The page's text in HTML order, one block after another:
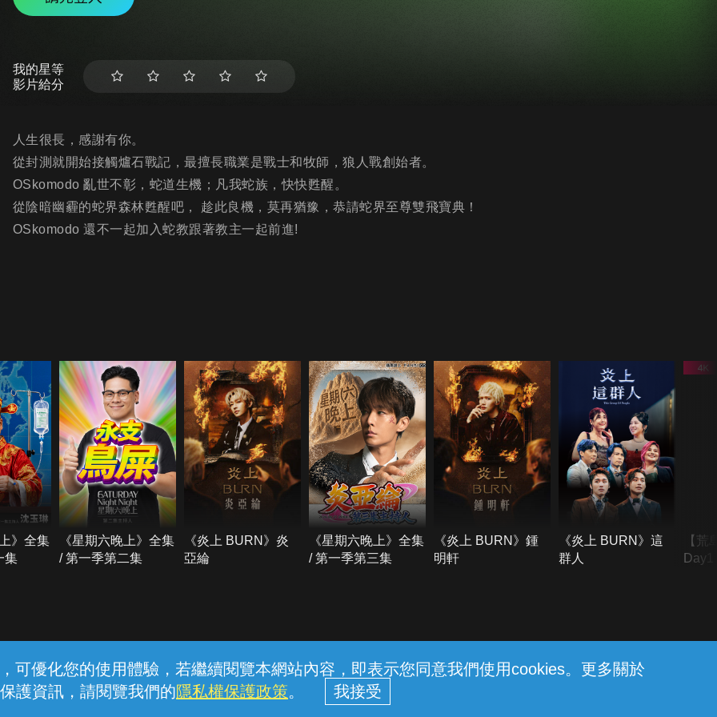
可優化您的使用體驗，若繼續閱覽本網站內容，即表示您同意我們使用cookies。更多關於
護資訊，請閱覽我們的隱私權保護政策。
我的星等
影片給分
人生很長，感謝有你。
從封測就開始接觸爐石戰記，最擅長職業是戰士和牧師，狼人戰創始者。
OSkomodo 亂世不彰，蛇道生機；凡我蛇族，快快甦醒。
從陰暗幽霾的蛇界森林甦醒吧， 趁此良機，莫再猶豫，恭請蛇界至尊雙飛寶典！
OSkomodo 還不一起加入蛇教跟著教主一起前進!
》全集
集
《星期六晚上》全集
/ 第一季第二集
《炎上 BURN》炎
亞綸
《星期六晚上》全集
/ 第一季第三集
《炎上 BURN》鍾
明軒
《炎上 BURN》這
群人
【荒
線上客服 服務條款 隱私權保護
中華電信股份有限公司個人家庭分公司 (統一編號：96979949) © 2026